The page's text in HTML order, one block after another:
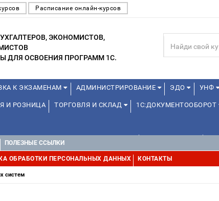
Расписание онлайн-курсов
ЭКОНОМИСТОВ,
ДЛЯ ОСВОЕНИЯ ПРОГРАММ 1С.
К ЭКЗАМЕНАМ АДМИНИСТРИРОВАНИЕ ЭДО УНФ
И РОЗНИЦА ТОРГОВЛЯ И СКЛАД 1С:ДОКУМЕНТООБОРОТ
ШКОЛЬНЫХ КУРСОВ
(ПРОФЕССИОНАЛЬНЫЕ ПРОБЫ) 4-6 ЧАСОВ ОТ 12 ЛЕТ
ПОЛЕЗНЫЕ ССЫЛКИ
ОБРАБОТКИ ПЕРСОНАЛЬНЫХ ДАННЫХ КОНТАКТЫ
систем